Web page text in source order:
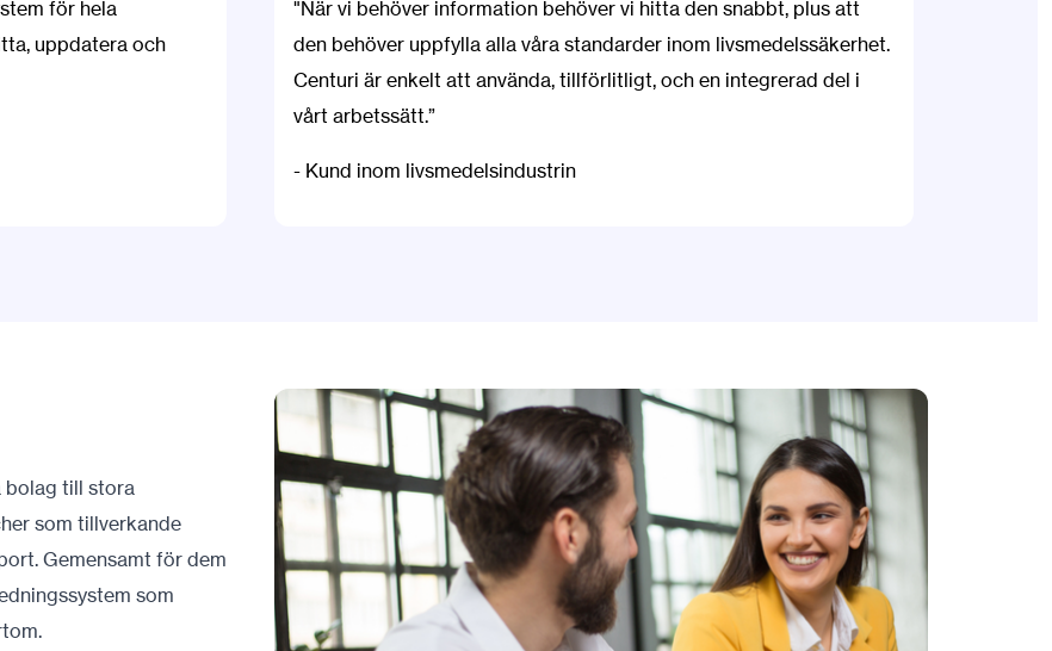
för hela
uppdatera och
"När vi behöver information behöver vi hitta den snabbt, plus att
den behöver uppfylla alla våra standarder inom livsmedelssäkerhet.
Centuri är enkelt att använda, tillförlitligt, och en integrerad del i
vårt arbetssätt.”
- Kund inom livsmedelsindustrin
bolag till stora
som tillverkande
Gemensamt för dem
som